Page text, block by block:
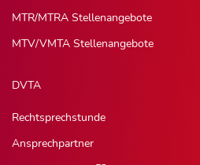
MTR/MTRA Stellenangebote
MTV/VMTA Stellenangebote
DVTA
Rechtsprechstunde
Ansprechpartner